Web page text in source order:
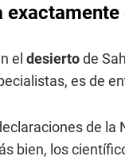
el desiertode
es de
de
bien, los